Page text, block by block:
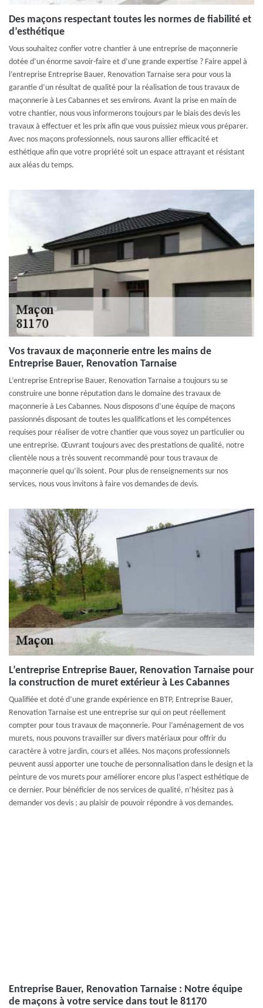
Des maçons respectant toutes les normes de fiabilité et
d’esthétique
Vous souhaitez confier votre chantier à une entreprise de maçonnerie
dotée d’un énorme savoir-faire et d’une grande expertise ? Faire appel à
l’entreprise Entreprise Bauer, Renovation Tarnaise sera pour vous la
garantie d’un résultat de qualité pour la réalisation de tous travaux de
maçonnerie à Les Cabannes et ses environs. Avant la prise en main de
votre chantier, nous vous informerons toujours par le biais des devis les
travaux à effectuer et les prix afin que vous puissiez mieux vous préparer.
Avec nos maçons professionnels, nous saurons allier efficacité et
esthétique afin que votre propriété soit un espace attrayant et résistant
aux aléas du temps.
Vos travaux de maçonnerie entre les mains de
Entreprise Bauer, Renovation Tarnaise
L’entreprise Entreprise Bauer, Renovation Tarnaise a toujours su se
construire une bonne réputation dans le domaine des travaux de
maçonnerie à Les Cabannes. Nous disposons d’une équipe de maçons
passionnés disposant de toutes les qualifications et les compétences
requises pour réaliser de votre chantier que vous soyez un particulier ou
une entreprise. Œuvrant toujours avec des prestations de qualité, notre
clientèle nous a très souvent recommandé pour tous travaux de
maçonnerie quel qu’ils soient. Pour plus de renseignements sur nos
services, nous vous invitons à faire vos demandes de devis.
L’entreprise Entreprise Bauer, Renovation Tarnaise pour
la construction de muret extérieur à Les Cabannes
Qualifiée et doté d’une grande expérience en BTP, Entreprise Bauer,
Renovation Tarnaise est une entreprise sur qui on peut réellement
compter pour tous travaux de maçonnerie. Pour l’aménagement de vos
murets, nous pouvons travailler sur divers matériaux pour offrir du
caractère à votre jardin, cours et allées. Nos maçons professionnels
peuvent aussi apporter une touche de personnalisation dans le design et la
peinture de vos murets pour améliorer encore plus l’aspect esthétique de
ce dernier. Pour bénéficier de nos services de qualité, n’hésitez pas à
demander vos devis ; au plaisir de pouvoir répondre à vos demandes.
Entreprise Bauer, Renovation Tarnaise : Notre équipe
de maçons à votre service dans tout le 81170